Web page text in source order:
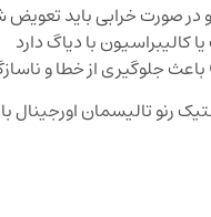
صورت خرابی باید تعویض
کالیبراسیون با دیاگ دارد
رنو تالیسمان